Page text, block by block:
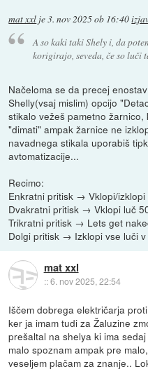
mat xxl je3. nov 2025 ob 16:40
A so kaki taki Shely i, da
korigirajo, seveda, če so luči
Načeloma se da precej
Shelly(vsaj mislim) opcijo
stikalo vežeš pametno
"dimati" ampak žarnice ne
navadnega stikala uporabiš
avtomatizacije...
Recimo:
Enkratni pritisk → Vklopi/izklopi
Dvakratni pritisk → Vklopi luč
Trikratni pritisk → Lets get
Dolgi pritisk → Izklopi vse luči v
mat xxl
::6. nov 2025, 22:54
Iščem dobrega električarja
ker ja imam tudi za Žaluzine
prešaltal na shelya ki ima
malo spoznam ampak pre
veseljem plačam za znanje..